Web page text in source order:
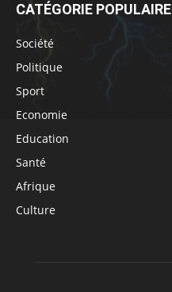
CATÉGORIE POPULAIRE
Société
Politique
Sport
Economie
Education
Santé
Afrique
Culture